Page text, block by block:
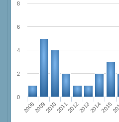
20082009201020112012201320142015
0
2
4
6
8